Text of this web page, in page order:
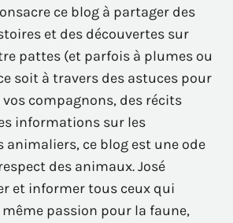
ce blog à partager des
et des découvertes sur
pattes (et parfois à plumes ou
soit à travers des astuces pour
compagnons, des récits
informations sur les
ce blog est une ode
des animaux. José
et informer tous ceux qui
passion pour la faune,